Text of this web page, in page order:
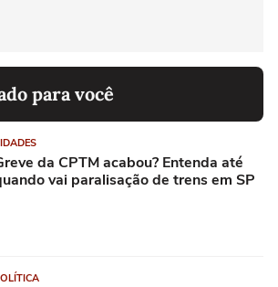
para você
da CPTM acabou? Entenda até
vai paralisação de trens em SP